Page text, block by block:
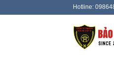
Hotline: